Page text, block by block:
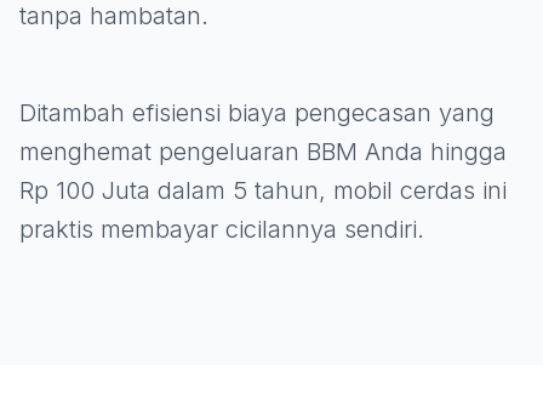
tanpa hambatan.
Ditambah efisiensi biaya pengecasan yang
menghemat pengeluaran BBM Anda hingga
Rp 100 Juta dalam 5 tahun, mobil cerdas ini
praktis membayar cicilannya sendiri.